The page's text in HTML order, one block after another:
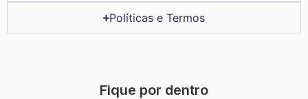
Políticas e Termos
Fique por dentro